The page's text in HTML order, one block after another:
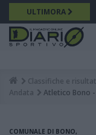
Salta
al
contenuto
principale
ULTIMORA
Classifiche e
Andata
Atletico Bono -
COMUNALE DI BONO,